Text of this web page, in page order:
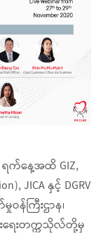
ရက်နေ့အထိ GIZ,
JICA နှင့် DGRV
ဝန်ကြီးဌာန၊
ရေးတက္ကသိုလ်တို့မှ